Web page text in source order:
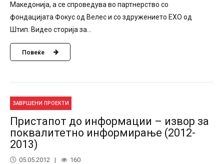
Македонија, а се спроведува во партнерство со
фондацијата Фокус од Велес и со здружението ЕХО од
Штип. Видео сторија за...
Повеќе
ЗАВРШЕНИ ПРОЕКТИ
Пристапот до информации – извор за
поквалитетно информирање (2012-
2013)
05.05.2012 160